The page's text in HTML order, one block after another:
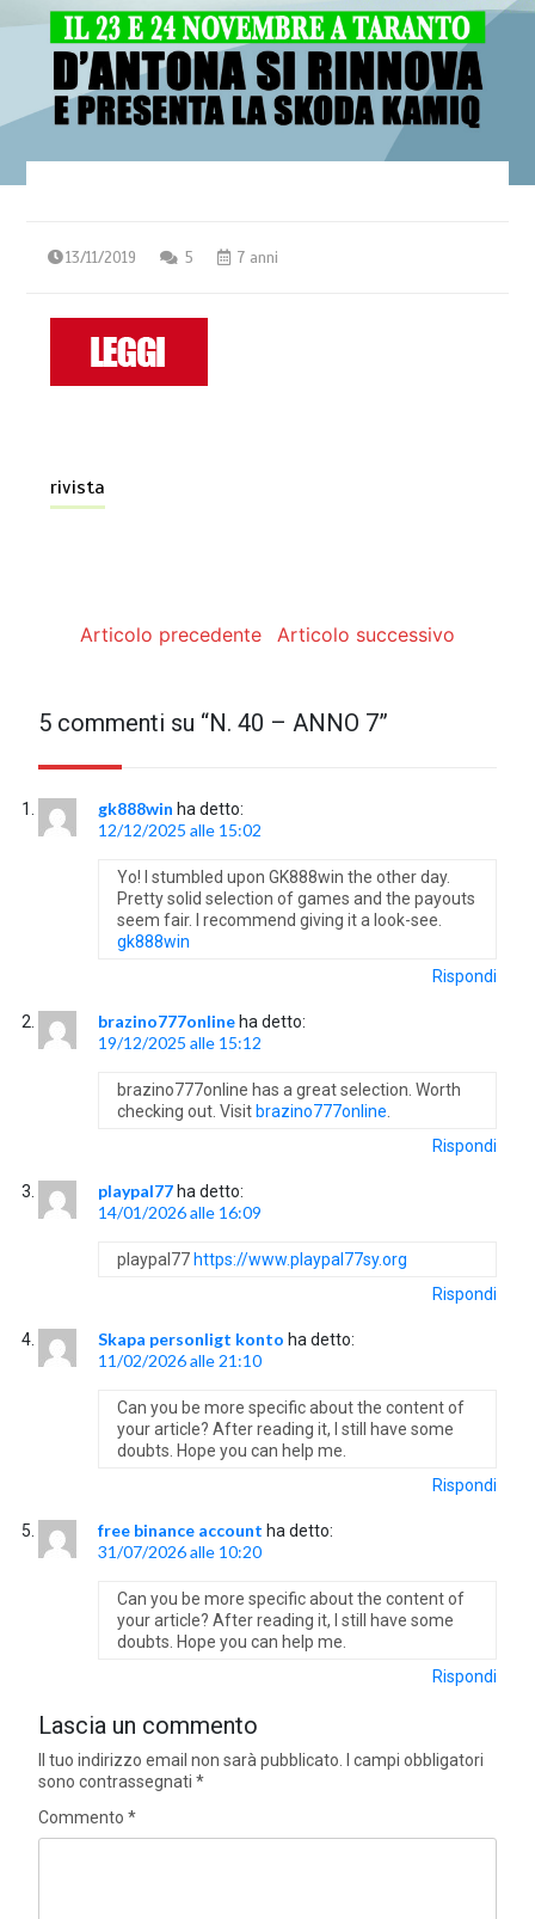
13/11/2019 5 7 anni
rivista
Articolo precedente Articolo successivo
5 commenti su “N. 40 – ANNO 7”
gk888win ha detto:
12/12/2025 alle 15:02
Yo! I stumbled upon GK888win the other day.
Pretty solid selection of games and the payouts
seem fair. I recommend giving it a look-see.
gk888win
Rispondi
brazino777online ha detto:
19/12/2025 alle 15:12
brazino777online has a great selection. Worth
checking out. Visit brazino777online
Rispondi
playpal77 ha detto:
14/01/2026 alle 16:09
playpal77 https://www.playpal77sy.org
Rispondi
Skapa personligt konto ha detto:
11/02/2026 alle 21:10
Can you be more specific about the content of
your article? After reading it, I still have some
doubts. Hope you can help me.
Rispondi
free binance account ha detto:
31/07/2026 alle 10:20
Can you be more specific about the content of
your article? After reading it, I still have some
doubts. Hope you can help me.
Rispondi
Lascia un commento
Il tuo indirizzo email non sarà pubblicato.
I campi obbligatori
sono contrassegnati*
Commento*